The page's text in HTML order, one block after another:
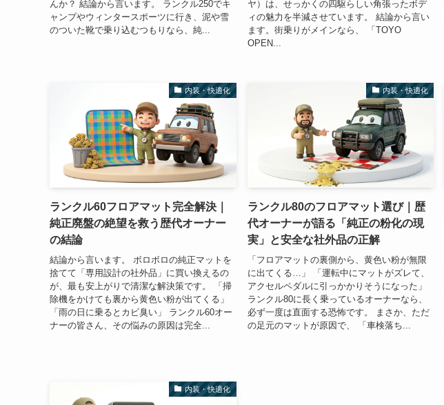
んか？ 結論から言います。 ランクル250でキ
ャンプやウィンタースポーツに行き、泥や雪
のついた靴で乗り込むつもりなら、純...
ヤ）は、せっかくの四駆らしい角張ったボデ
ィの魅力を半減させています。 結論から言い
ます。街乗りがメインなら、 「TOYO
OPEN...
内装・快適化
ランクル60フロアマット完全解決｜
純正廃盤の絶望を救う歴代オーナー
の結論
結論から言います。 ボロボロの純正マットを
捨てて「専用設計の社外品」に買い換えるの
が、最も安上がりで清潔な解決策です。 「掃
除機をかけても裏から黄色い粉が出てくる」
「雨の日に乗るとカビ臭い」 ランクル60オー
ナーの皆さん、その悩みの原因は完全...
内装・快適化
ランクル80のフロアマット選び｜歴
代オーナーが語る「純正の粉化の現
実」と安全な社外品の正解
「フロアマットの裏側から、黄色い粉が無限
に出てくる…」 「運転中にマットがズレて、
アクセルペダルに引っかかりそうになった」
ランクル80に長く乗っているオーナーなら、
必ず一度は直面する恐怖です。 まさか、ただ
の足元のマットが原因で、 「車検落ち...
内装・快適化